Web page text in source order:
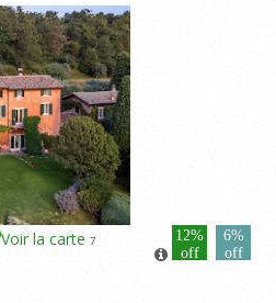
Voir la carte 7
12%
off
6%
off